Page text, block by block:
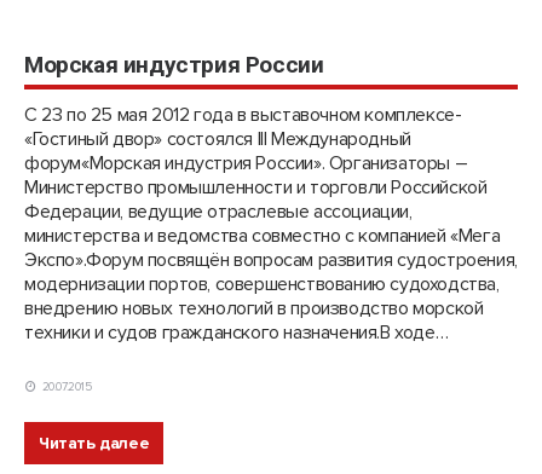
Морская индустрия России
С 23 по 25 мая 2012 года в выставочном комплексе­
«Гостиный­ двор» состоялся III Международный
форум­«Морская­ индустрия России». Организаторы –
Министерство промышленности и торговли Российской
Федерации­, ведущие­ отраслевые­ ассоциации,
министерства и ведомства­ совместно с компанией «Мега
Экспо».Форум посвящён вопросам развития судостроения,
модернизации портов, совершенствованию судоходства,
внедрению новых технологий в производство морской
техники и судов гражданского назначения.В ходе…
20.07.2015
Читать далее